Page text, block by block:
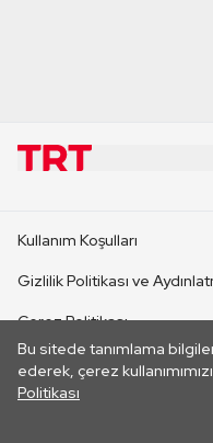
Bu sitede tanımlama
ederek, çerez
Politikası
CANLI YAYINLAR
Kullanım Koşulları
Gizlilik Politikası ve
Çerez Politikası
İletişim
Her hakkı saklıdır.